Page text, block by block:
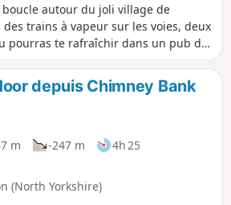
autour du joli village de
des trains à vapeur sur les voies, deux
pourras te rafraîchir dans un pub de
depuis Chimney Bank
m -247 m
4h 25
(North Yorkshire)